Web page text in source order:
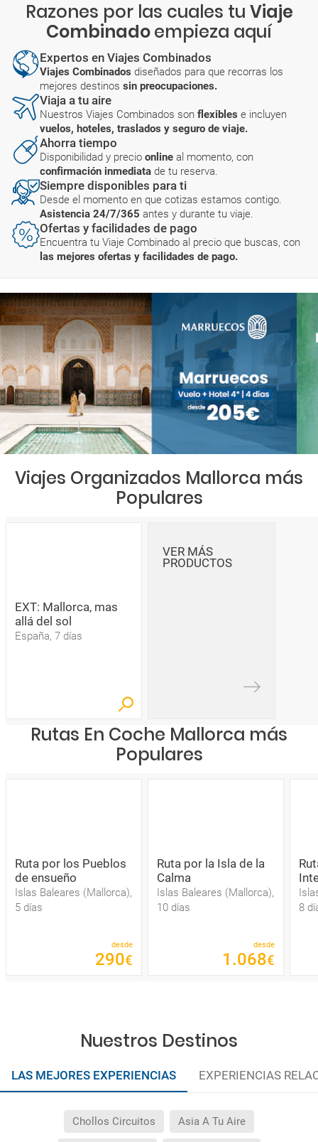
Razones por las cuales tu Viaje
Combinadoempieza aquí
Expertos en Viajes Combinados
Viajes Combinados diseñados para que recorras los
mejores destinos sin preocupaciones.
Viaja a tu aire
Nuestros Viajes Combinados son flexibles e incluyen
vuelos, hoteles, traslados y seguro de viaje.
Ahorra tiempo
Disponibilidad y precio online al momento, con
confirmación inmediata de tu reserva.
Siempre disponibles para ti
Desde el momento en que cotizas estamos contigo.
Asistencia 24/7/365 antes y durante tu viaje.
Ofertas y facilidades de pago
Encuentra tu Viaje Combinado al precio que buscas, con
las mejores ofertas y facilidades de pago.
Viajes Organizados Mallorca más
Populares
EXT: Mallorca, mas
allá del sol
España, 7 días
VER MÁS
PRODUCTOS
Rutas En Coche Mallorca más
Populares
Ruta por los Pueblos
de ensueño
Islas Baleares (Mallorca),
5 días
desde
290€
Ruta por la Isla de la
Calma
Islas Baleares (Mallorca),
10 días
desde
1 .068€
8
Nuestros Destinos
LAS MEJORES EXPERIENCIAS EXPERIENCIAS
Chollos Circuitos Asia A Tu Aire